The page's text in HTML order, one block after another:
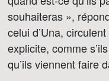
souhaiteras »,
celui d’Una,
explicite, comme
qu’ils viennent faire